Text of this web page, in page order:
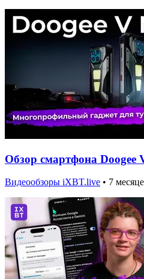
Обзор смартфона Doogee
Видеообзоры iXBT.live • 7